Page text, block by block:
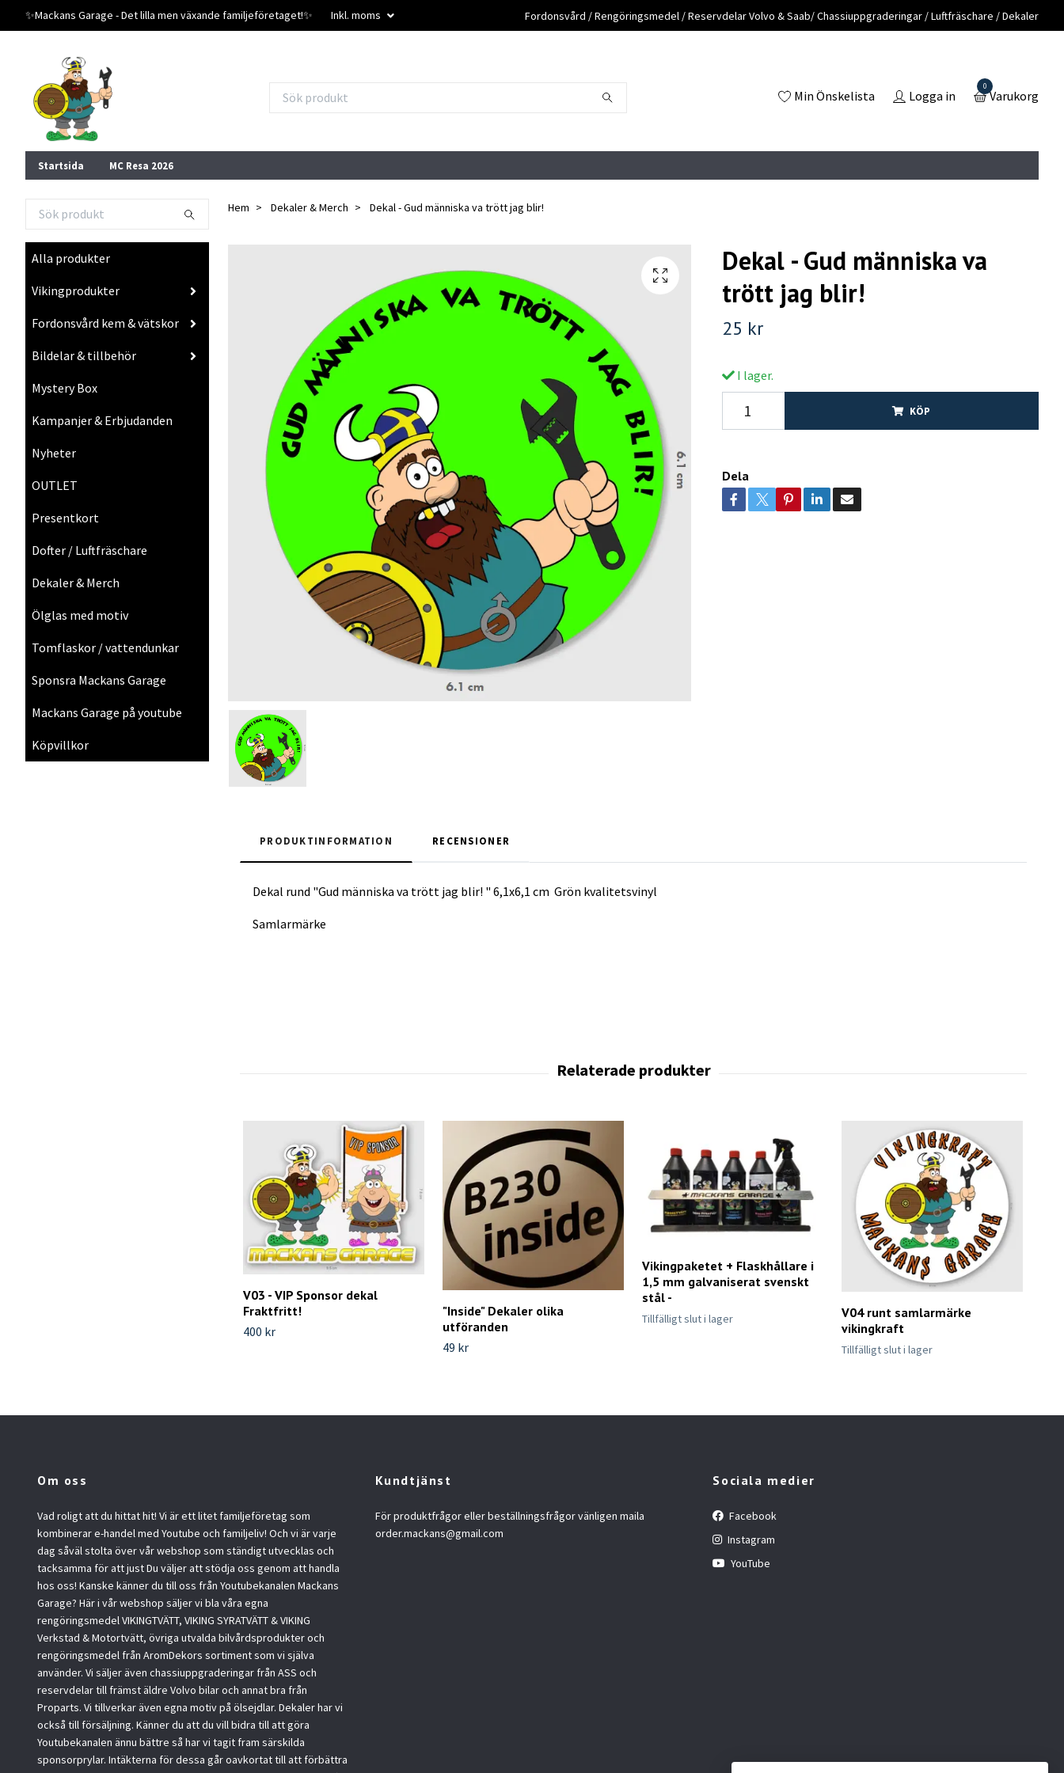
✨️Mackans Garage - Det lilla men växande familjeföretaget!✨️ Inkl. moms Fordonsvård / Rengöringsmedel / Reservdelar Volvo & Saab/ Chassiuppgraderingar / Luftfräschare / Dekaler
Min Önskelista Logga in
0
Varukorg
Startsida MC Resa 2026
Alla produkter
Vikingprodukter
Fordonsvård kem & vätskor
Bildelar & tillbehör
Mystery Box
Kampanjer & Erbjudanden
Nyheter
OUTLET
Presentkort
Dofter / Luftfräschare
Dekaler & Merch
Ölglas med motiv
Tomflaskor / vattendunkar
Sponsra Mackans Garage
Mackans Garage på youtube
Köpvillkor
Hem Dekaler & Merch Dekal - Gud människa va trött jag blir!
Dekal - Gud människa va
trött jag blir!
25 kr
I lager.
KÖP
Dela
PRODUKTINFORMATION RECENSIONER
Dekal rund "Gud människa va trött jag blir! " 6,1x6,1 cm Grön kvalitetsvinyl
Samlarmärke
V03 - VIP Sponsor dekal
Fraktfritt!
400 kr
"Inside" Dekaler olika
utföranden
49 kr
Vikingpaketet + Flaskhållare i
1,5 mm galvaniserat svenskt
stål -
Tillfälligt slut i lager
V04 runt samlarmärke
vikingkraft
Tillfälligt slut i lager
Om oss
Vad roligt att du hittat hit! Vi är ett litet familjeföretag som
kombinerar e-handel med Youtube och familjeliv! Och vi är varje
dag såväl stolta över vår webshop som ständigt utvecklas och
tacksamma för att just Du väljer att stödja oss genom att handla
hos oss! Kanske känner du till oss från Youtubekanalen Mackans
Garage? Här i vår webshop säljer vi bla våra egna
rengöringsmedel VIKINGTVÄTT, VIKING SYRATVÄTT & VIKING
Verkstad & Motortvätt, övriga utvalda bilvårdsprodukter och
rengöringsmedel från AromDekors sortiment som vi själva
använder. Vi säljer även chassiuppgraderingar från ASS och
reservdelar till främst äldre Volvo bilar och annat bra från
Proparts. Vi tillverkar även egna motiv på ölsejdlar. Dekaler har vi
också till försäljning. Känner du att du vill bidra till att göra
Youtubekanalen ännu bättre så har vi tagit fram särskilda
sponsorprylar. Intäkterna för dessa går oavkortat till att förbättra
Kundtjänst
För produktfrågor eller beställningsfrågor vänligen maila
order.mackans@gmail.com
Sociala medier
Facebook
Instagram
YouTube